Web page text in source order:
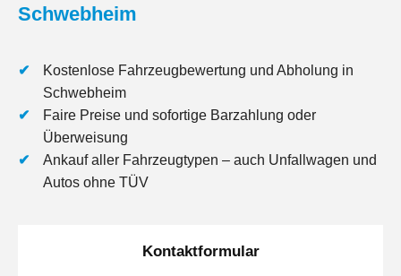
Schwebheim
Kostenlose Fahrzeugbewertung und Abholung in
Schwebheim
Faire Preise und sofortige Barzahlung oder
Überweisung
Ankauf aller Fahrzeugtypen – auch Unfallwagen und
Autos ohne TÜV
Kontaktformular